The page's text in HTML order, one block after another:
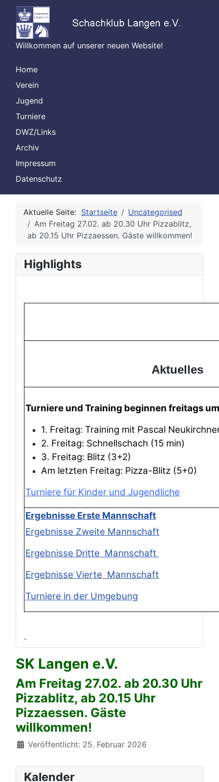
Willkommen auf unserer neuen Website!
Home
Verein
Jugend
Turniere
DWZ/Links
Archiv
Impressum
Datenschutz
Aktuelle Seite: Startseite
Uncategorised
Am Freitag 27.02. ab 20.30 Uhr Pizzablitz,
ab 20.15 Uhr Pizzaessen. Gäste willkommen!
Highlights
Aktuelles
Turniere und Training beginnen freitags
1. Freitag: Training mit Pascal
2. Freitag: Schnellschach (15 min)
3. Freitag: Blitz (3+2)
Am letzten Freitag: Pizza-Blitz (5+0)
Turniere für Kinder und Jugendliche
Ergebnisse Erste Mannschaft
Ergebnisse Zweite Mannschaft
Ergebnisse Dritte Mannschaft
Ergebnisse Vierte Mannschaft
Turniere in der Umgebung
SK Langen e.V.
Am Freitag 27.02. ab 20.30 Uhr
Pizzablitz, ab 20.15 Uhr
Pizzaessen. Gäste
willkommen!
Details
Veröffentlicht: 25. Februar 2026
Kalender